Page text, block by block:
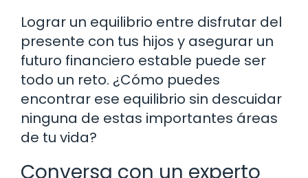
Lograr un equilibrio entre disfrutar del
presente con tus hijos y asegurar un
futuro financiero estable puede ser
todo un reto. ¿Cómo puedes
encontrar ese equilibrio sin descuidar
ninguna de estas importantes áreas
de tu vida?
Conversa con un experto